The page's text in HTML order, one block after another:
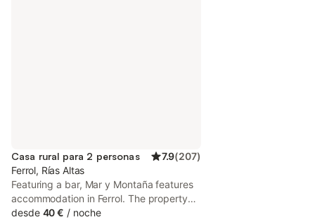
Casa rural para 2 personas 7.9(207)
Ferrol, Rías Altas
Featuring a bar, Mar y Montaña features
accommodation in Ferrol. The property
has mountain and garden views, and is
desde 40 € / noche